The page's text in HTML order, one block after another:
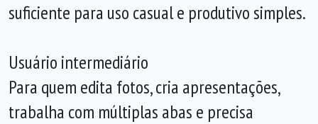
suficiente para uso casual e produtivo simples.
Usuário intermediário
Para quem edita fotos, cria apresentações,
trabalha com múltiplas abas e precisa